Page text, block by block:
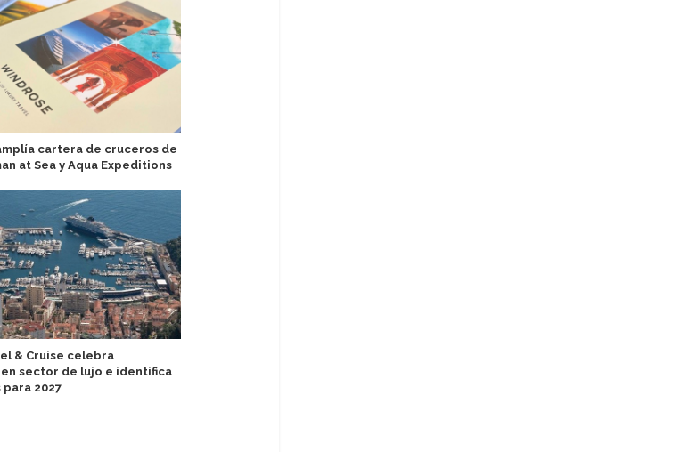
cartera de cruceros de
at Sea y Aqua Expeditions
& Cruise celebra
sector de lujo e identifica
2027